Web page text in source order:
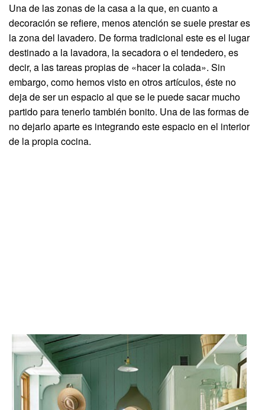
Una de las zonas de la casa a la que, en cuanto a
decoración se refiere, menos atención se suele prestar es
la zona del lavadero. De forma tradicional este es el lugar
destinado a la lavadora, la secadora o el tendedero, es
decir, a las tareas propias de «hacer la colada». Sin
embargo, como hemos visto en otros artículos, éste no
deja de ser un espacio al que se le puede sacar mucho
partido para tenerlo también bonito. Una de las formas de
no dejarlo aparte es integrando este espacio en el interior
de la propia cocina.